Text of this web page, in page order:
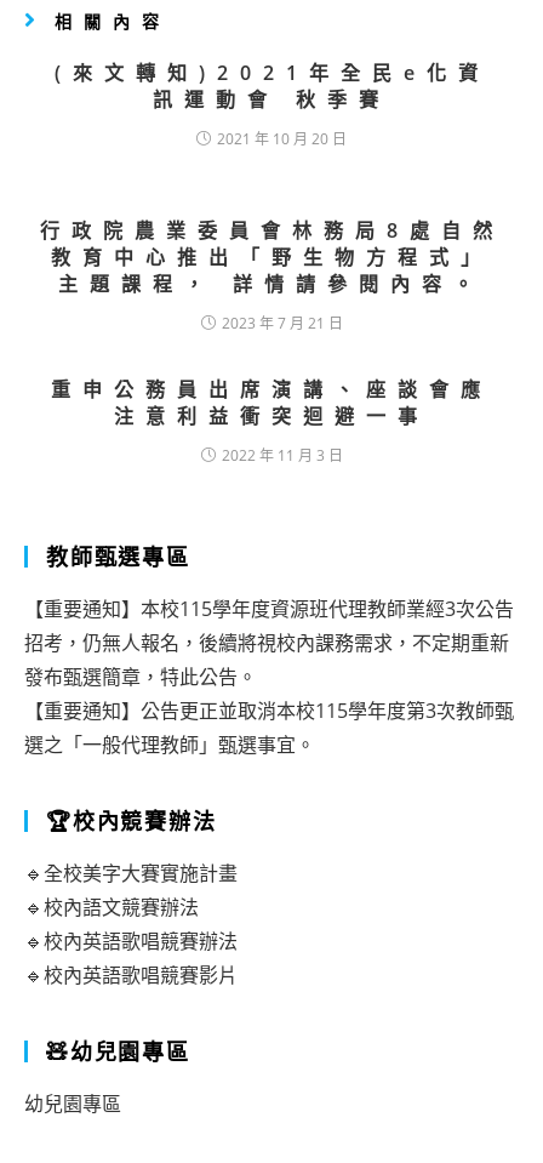
相關內容
(來文轉知)2021年全民e化資
訊運動會 秋季賽
2021 年 10 月 20 日
行政院農業委員會林務局8處自然
教育中心推出「野生物方程式」
主題課程， 詳情請參閱內容。
2023 年 7 月 21 日
重申公務員出席演講、座談會應
注意利益衝突迴避一事
2022 年 11 月 3 日
教師甄選專區
【重要通知】本校115學年度資源班代理教師業經3次公告
招考，仍無人報名，後續將視校內課務需求，不定期重新
發布甄選簡章，特此公告。
【重要通知】公告更正並取消本校115學年度第3次教師甄
選之「一般代理教師」甄選事宜。
🏆校內競賽辦法
🔹全校美字大賽實施計畫
🔹校內語文競賽辦法
🔹校內英語歌唱競賽辦法
🔹校內英語歌唱競賽影片
🧸幼兒園專區
幼兒園專區